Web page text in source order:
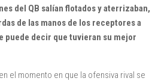
del QB salían flotados y aterrizaban,
de las manos de los receptores a
puede decir que tuvieran su mejor
el momento en que la ofensiva rival se